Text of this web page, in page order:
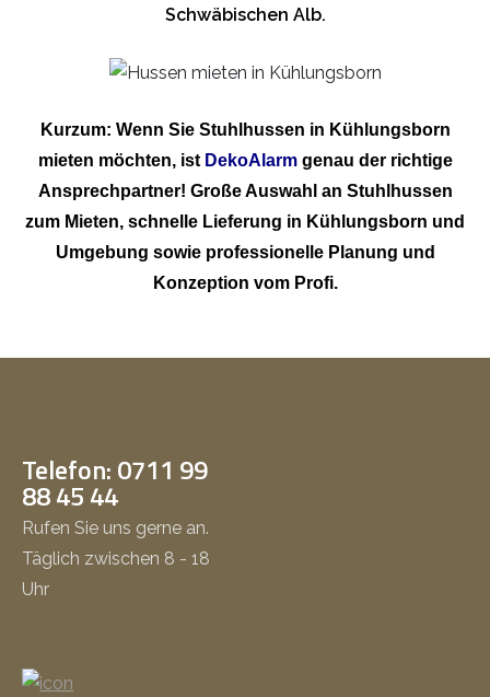
Schwäbischen Alb.
Kurzum: Wenn Sie Stuhlhussen in Kühlungsborn
mieten möchten, ist DekoAlarmgenau der richtige
Ansprechpartner! Große Auswahl an Stuhlhussen
zum Mieten, schnelle Lieferung in Kühlungsborn und
Umgebung sowie professionelle Planung und
Konzeption vom Profi.
Telefon: 0711 99
88 45 44
Rufen Sie uns gerne an.
Täglich zwischen 8 - 18
Uhr